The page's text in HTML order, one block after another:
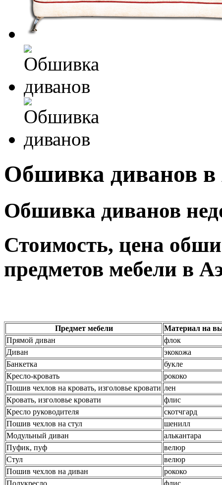
Обшивка диванов в
Обшивка диванов
Стоимость, цена
предметов мебели в
Предмет мебели
Материал на
Прямой диван
флок
Диван
экокожа
Банкетка
букле
Кресло-кровать
рококо
Пошив чехлов на кровать, изголовье кровати лен
Кровать, изголовье кровати
флис
Кресло руководителя
скотчгард
Пошив чехлов на стул
шенилл
Модульный диван
алькантара
Пуфик, пуф
велюр
Стул
велюр
Пошив чехлов на диван
рококо
Полукресло
флис